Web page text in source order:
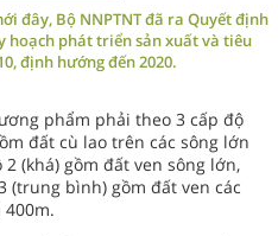
đây, Bộ NNPTNT đã ra Quyết định
hoạch phát triển sản xuất và tiêu
định hướng đến 2020.
phẩm phải theo 3 cấp độ
đất cù lao trên các sông lớn
(khá) gồm đất ven sông lớn,
(trung bình) gồm đất ven các